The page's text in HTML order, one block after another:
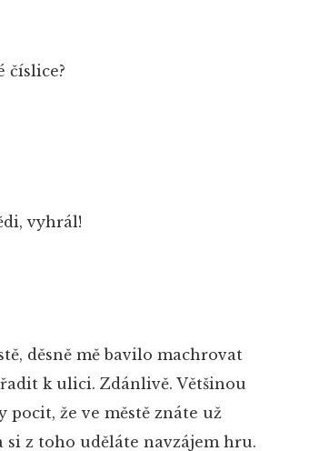
číslice?
vyhrál!
děsně mě bavilo machrovat
k ulici. Zdánlivě. Většinou
pocit, že ve městě znáte už
si z toho uděláte navzájem hru.